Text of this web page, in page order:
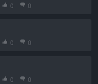
0 0
0 0
0 0